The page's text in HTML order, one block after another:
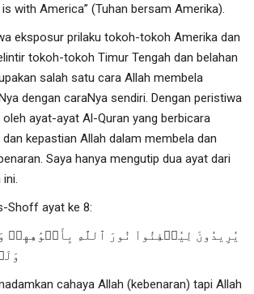
with America” (Tuhan bersam Amerika).
eksposur prilaku tokoh-tokoh Amerika dan
tokoh-tokoh Timur Tengah dan belahan
salah satu cara Allah membela
dengan caraNya sendiri. Dengan peristiwa
ayat-ayat Al-Quran yang berbicara
kepastian Allah dalam membela dan
Saya hanya mengutip dua ayat dari
Shoff ayat ke 8:
يُرِيدُونَ لِيُطۡفِئُواْ نُورَ ٱللَّهِ بِأَفۡوَٰهِهِمۡ
cahaya Allah (kebenaran) tapi Allah